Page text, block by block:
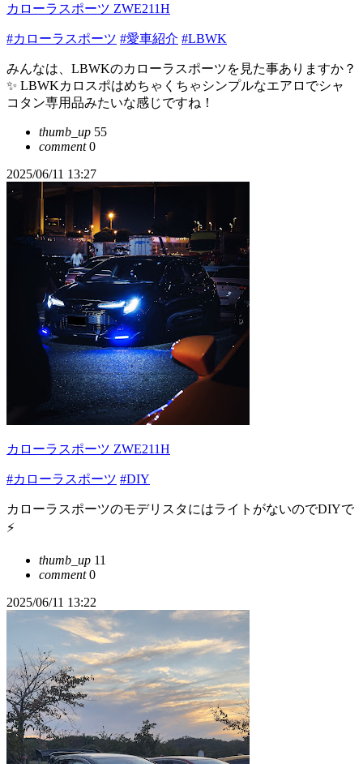
カローラスポーツ ZWE211H
#カローラスポーツ #愛車紹介 #LBWK
みんなは、LBWKのカローラスポーツを見た事ありますか？
✨ LBWKカロスポはめちゃくちゃシンプルなエアロでシャ
コタン専用品みたいな感じですね！
thumb_up 55
comment0
2025/06/11 13:27
カローラスポーツ ZWE211H
#カローラスポーツ #DIY
カローラスポーツのモデリスタにはライトがないのでDIYで
⚡️
thumb_up 11
comment0
2025/06/11 13:22